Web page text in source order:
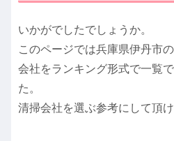
いかがでしたでしょうか。
このページでは兵庫県伊丹市
会社をランキング形式で一覧
た。
清掃会社を選ぶ参考にして頂け